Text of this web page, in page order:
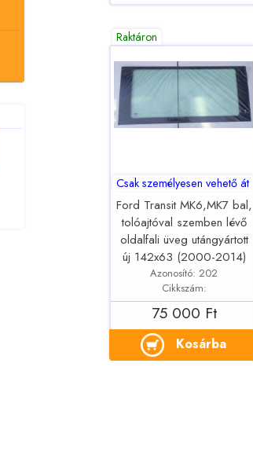
Raktáron
Csak személyesen vehető át
Ford Transit MK6,MK7 bal,
tolóajtóval szemben lévő
oldalfali üveg utángyártott
új 142x63 (2000-2014)
Azonosító: 202
Cikkszám:
75 000 Ft
Kosárba